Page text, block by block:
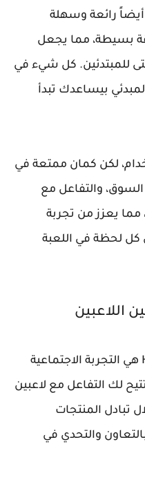
تجربة المستخدم في Hay Day أيضاً رائعة وسهلة
بسيطة، مما يجعل
للمبتدئين. كل شيء في
بيساعدك تبدأ
لكن كمان ممتعة في
والتفاعل مع
مما يعزز من تجربة
كل لحظة في اللعبة
اللاعبين
واحدة من أبرز مميزات Hay Day هي التجربة الاجتماعية
لك التفاعل مع لاعبين
تبادل المنتجات
والتحدي في